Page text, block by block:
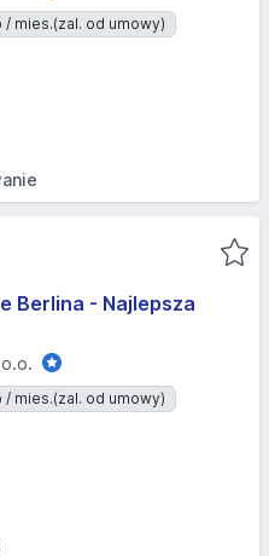
/ mies.(zal. od umowy)
Berlina - Najlepsza
/ mies.(zal. od umowy)